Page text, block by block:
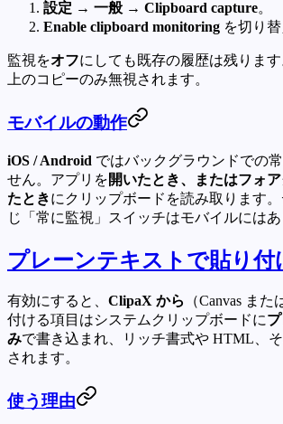
設定 → 一般 → Clipboard capture。
Enable clipboard monitoring を切り替
監視をオフにしても既存の履歴は残ります
上のコピーのみ無視されます。
モバイルの動作
iOS / Android ではバックグラウンドでの
せん。アプリを開いたとき、またはフォ
たときにクリップボードを読み取ります
じ「常に監視」スイッチはモバイルにはあ
プレーンテキストで貼り付
有効にすると、 ClipaX から
（Canvas また
付ける項目はシステムクリップボードに
みで書き込まれ、リッチ書式や HTML、
されます。
使う理由